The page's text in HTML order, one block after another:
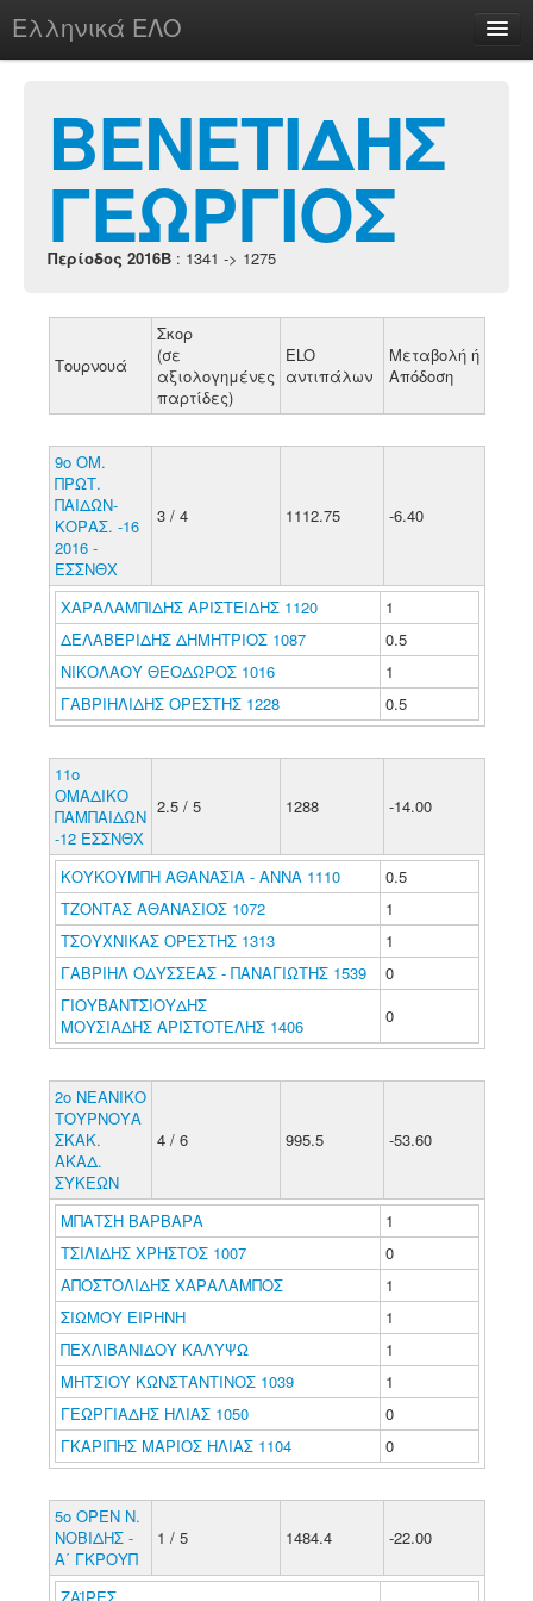
Ελληνικά ΕΛΟ
chesstu.be @ discord
Login
ΒΕΝΕΤΙΔΗΣ
ΓΕΩΡΓΙΟΣ
Περίοδος 2016B : 1341 -> 1275
Τουρνουά
Σκορ
(σε
αξιολογημένες
παρτίδες)
ELO
αντιπάλων
Μεταβολή ή
Απόδοση
9ο ΟΜ.
ΠΡΩΤ.
ΠΑΙΔΩΝ-
ΚΟΡΑΣ. -16
2016 -
ΕΣΣΝΘΧ
3 / 4 1112.75 -6.40
ΧΑΡΑΛΑΜΠΙΔΗΣ ΑΡΙΣΤΕΙΔΗΣ 1120
1
ΔΕΛΑΒΕΡΙΔΗΣ ΔΗΜΗΤΡΙΟΣ 1087
0.5
ΝΙΚΟΛΑΟΥ ΘΕΟΔΩΡΟΣ 1016
1
ΓΑΒΡΙΗΛΙΔΗΣ ΟΡΕΣΤΗΣ 1228
0.5
11ο
ΟΜΑΔΙΚΟ
ΠΑΜΠΑΙΔΩΝ
-12 ΕΣΣΝΘΧ
2.5 / 5 1288 -14.00
ΚΟΥΚΟΥΜΠΗ ΑΘΑΝΑΣΙΑ - ΑΝΝΑ 1110
0.5
ΤΖΟΝΤΑΣ ΑΘΑΝΑΣΙΟΣ 1072
1
ΤΣΟΥΧΝΙΚΑΣ ΟΡΕΣΤΗΣ 1313
1
ΓΑΒΡΙΗΛ ΟΔΥΣΣΕΑΣ - ΠΑΝΑΓΙΩΤΗΣ 1539
0
ΓΙΟΥΒΑΝΤΣΙΟΥΔΗΣ
ΜΟΥΣΙΑΔΗΣ ΑΡΙΣΤΟΤΕΛΗΣ 1406
0
2ο ΝΕΑΝΙΚΟ
ΤΟΥΡΝΟΥΑ
ΣΚΑΚ.
ΑΚΑΔ.
ΣΥΚΕΩΝ
4 / 6 995.5 -53.60
ΜΠΑΤΣΗ ΒΑΡΒΑΡΑ
1
ΤΣΙΛΙΔΗΣ ΧΡΗΣΤΟΣ 1007
0
ΑΠΟΣΤΟΛΙΔΗΣ ΧΑΡΑΛΑΜΠΟΣ
1
ΣΙΩΜΟΥ ΕΙΡΗΝΗ
1
ΠΕΧΛΙΒΑΝΙΔΟΥ ΚΑΛΥΨΩ
1
ΜΗΤΣΙΟΥ ΚΩΝΣΤΑΝΤΙΝΟΣ 1039
1
ΓΕΩΡΓΙΑΔΗΣ ΗΛΙΑΣ 1050
0
ΓΚΑΡΙΠΗΣ ΜΑΡΙΟΣ ΗΛΙΑΣ 1104
0
5ο ΟΡΕΝ Ν.
ΝΟΒΙΔΗΣ -
Α΄ ΓΚΡΟΥΠ
1 / 5 1484.4 -22.00